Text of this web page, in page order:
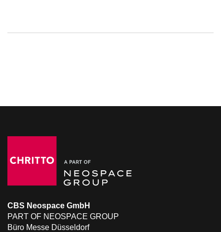
CBS Neospace GmbH
PART OF NEOSPACE GROUP
Büro Messe Düsseldorf